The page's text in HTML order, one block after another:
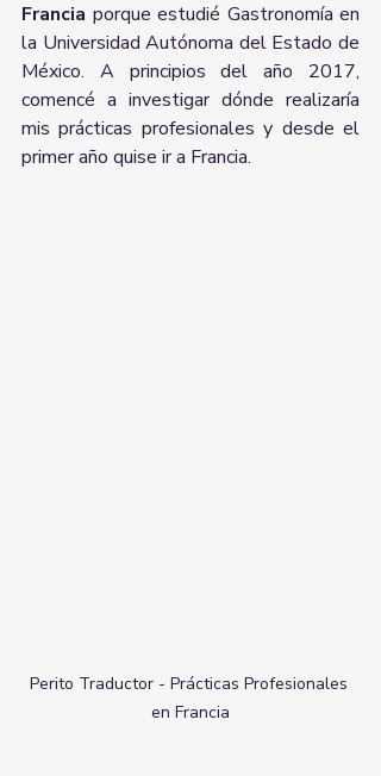
Francia porque estudié Gastronomía en
la Universidad Autónoma del Estado de
México. A principios del año 2017,
comencé a investigar dónde realizaría
mis prácticas profesionales y desde el
primer año quise ir a Francia.
Perito Traductor - Prácticas Profesionales
en Francia